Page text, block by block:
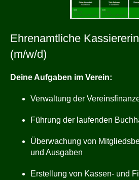
Ehrenamtliche
(m/w/d)
Deine Aufgaben im Verein:
Verwaltung der
Führung der laufenden
Überwachung von
und Ausgaben
Erstellung von Kassen- und